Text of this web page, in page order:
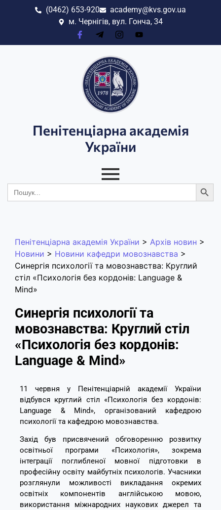
(0462) 653-920
academy@kvs.gov.ua
м. Чернігів, вул. Гонча, 34
Пенітенціарна академія
України
Search
for:
Пенітенціарна академія України > Архів новин >
Новини > Новини кафедри мовознавства >
Синергія психології та мовознавства: Круглий
стіл «Психологія без кордонів: Language &
Mind»
Синергія психології та
мовознавства: Круглий стіл
«Психологія без кордонів:
Language & Mind»
11 червня у Пенітенціарній академії України
відбувся круглий стіл «Психологія без кордонів:
Language & Mind», організований кафедрою
психології та кафедрою мовознавства.
Захід був присвячений обговоренню розвитку
освітньої програми «Психологія», зокрема
інтеграції поглибленої мовної підготовки в
професійну освіту майбутніх психологів. Учасники
розглянули можливості викладання окремих
освітніх компонентів англійською мовою,
використання міжнародних наукових джерел та